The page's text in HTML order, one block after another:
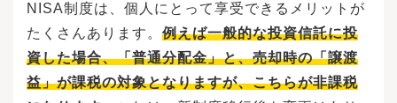
NISA制度は、個人にとって享受できるメリットが
たくさんあります。 例えば一般的な投資信託に投
資した場合、「普通分配金」と、売却時の「譲渡
益」が課税の対象となりますが、こちらが非課税